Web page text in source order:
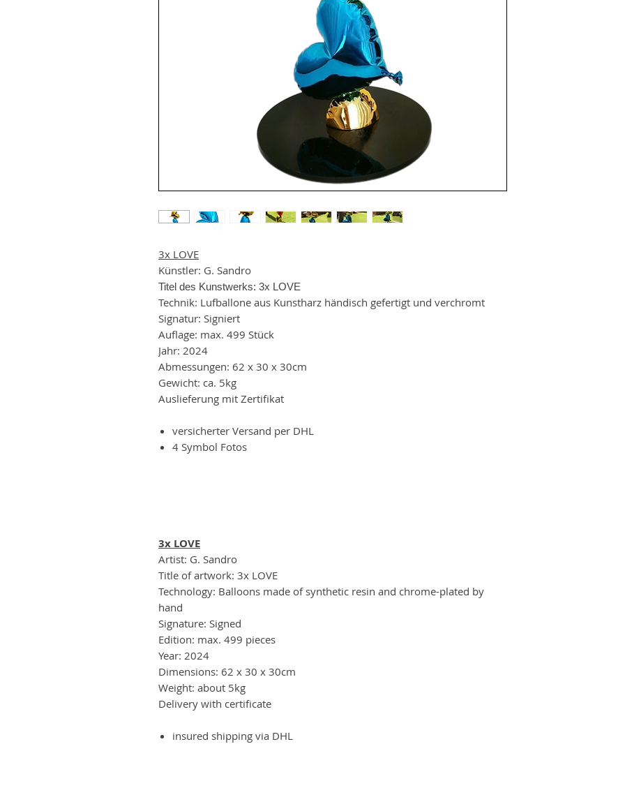
3x LOVE
Künstler: G. Sandro
Titel des Kunstwerks: 3x LOVE
Technik: Lufballone aus Kunstharz händisch gefertigt und verchromt
Signatur: Signiert
Auflage: max. 499 Stück
Jahr: 2024
Abmessungen: 62 x 30 x 30cm
Gewicht: ca. 5kg
Auslieferung mit Zertifikat
versicherter Versand per DHL
4 Symbol Fotos
3x LOVE
Artist: G. Sandro
Title of artwork: 3x LOVE
Technology: Balloons made of synthetic resin and chrome-plated by
hand
Signature: Signed
Edition: max. 499 pieces
Year: 2024
Dimensions: 62 x 30 x 30cm
Weight: about 5kg
Delivery with certificate
insured shipping via DHL